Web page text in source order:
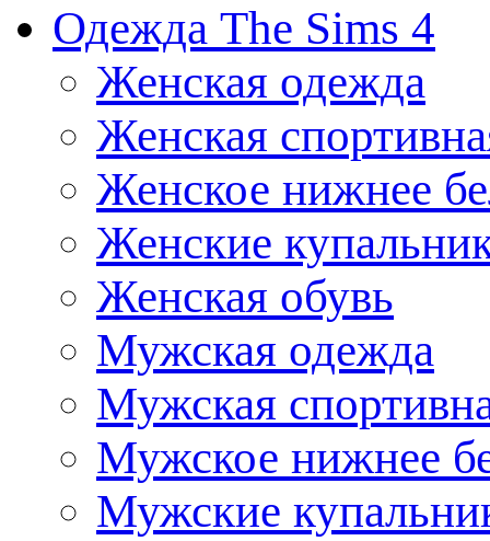
Одежда The Sims 4
Женская одежда
Женская
Женское нижнее
Женские
Женская обувь
Мужская одежда
Мужская
Мужское нижнее
Мужские